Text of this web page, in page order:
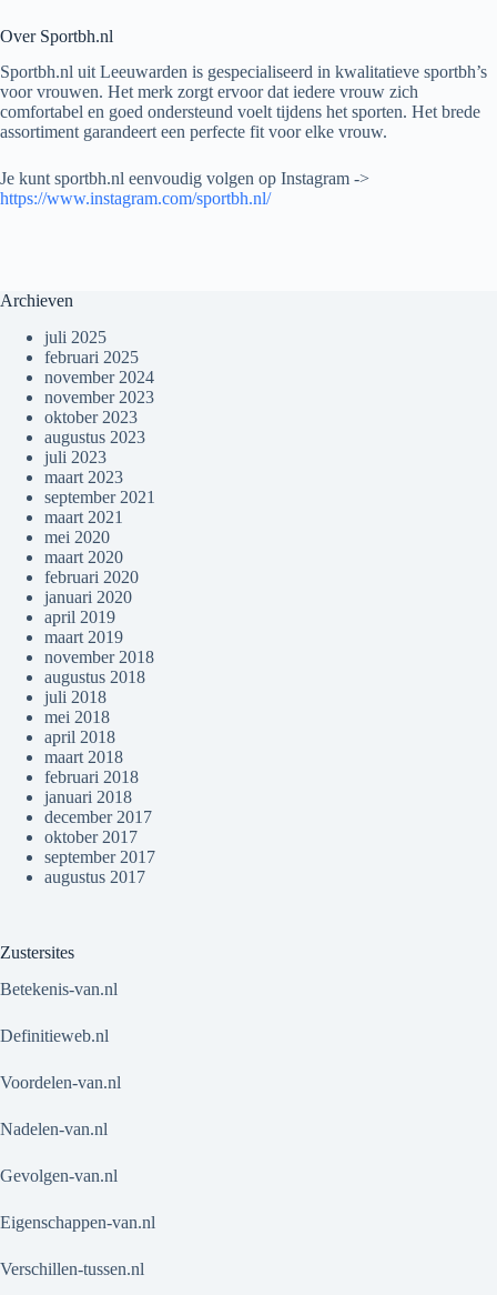
Over Sportbh.nl
Sportbh.nl uit Leeuwarden is gespecialiseerd in kwalitatieve sportbh’s
voor vrouwen. Het merk zorgt ervoor dat iedere vrouw zich
comfortabel en goed ondersteund voelt tijdens het sporten. Het brede
assortiment garandeert een perfecte fit voor elke vrouw.
Je kunt sportbh.nl eenvoudig volgen op Instagram ->
https://www.instagram.com/sportbh.nl/
Archieven
juli 2025
februari 2025
november 2024
november 2023
oktober 2023
augustus 2023
juli 2023
maart 2023
september 2021
maart 2021
mei 2020
maart 2020
februari 2020
januari 2020
april 2019
maart 2019
november 2018
augustus 2018
juli 2018
mei 2018
april 2018
maart 2018
februari 2018
januari 2018
december 2017
oktober 2017
september 2017
augustus 2017
Zustersites
Betekenis-van.nl
Definitieweb.nl
Voordelen-van.nl
Nadelen-van.nl
Gevolgen-van.nl
Eigenschappen-van.nl
Verschillen-tussen.nl